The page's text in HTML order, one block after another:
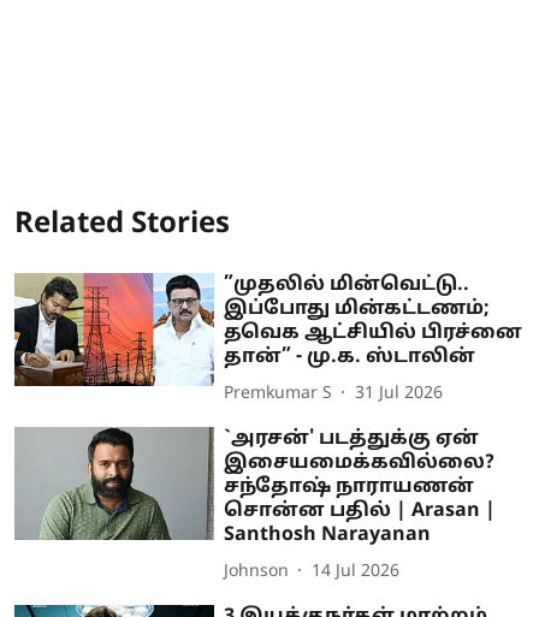
Related Stories
”முதலில் மின்வெட்டு..
இப்போது மின்கட்டணம்;
தவெக ஆட்சியில் பிரச்னை
தான்” - மு.க. ஸ்டாலின்
Premkumar S 31 Jul 2026
`அரசன்' படத்துக்கு ஏன்
இசையமைக்கவில்லை?
சந்தோஷ் நாராயணன்
சொன்ன பதில் | Arasan |
Santhosh Narayanan
Johnson 14 Jul 2026